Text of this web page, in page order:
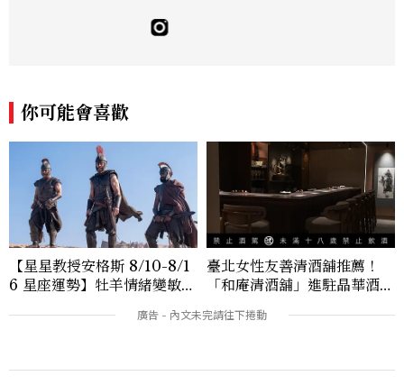
飯店、奢華旅宿、旅遊景點、航空等領域，
另涉獵3C家電、居家生活範疇，具備實測
pella、Mandarin Oriental、JOAL
I、Raffles、Banyan Tree、IHG、Ma
rriott等頂級飯店集團。 策劃並執行超過7
0篇深度專題「MC開房間」、260 篇以上
「玩咖懶人包」盤點類文章，致力用專業視
角提供讀者最新話題、兼具風格與實用的高
品質生活旅遊靈感內容。 Contact：ben
ny_yang@mctw.com.tw
你可能會喜歡
【星星教授安格斯 8/10-8/1
6 星座運勢】牡羊情緒變敏
臺北女性友善清酒舖推薦！
「和庵清酒舖」進駐晶華酒
180元起輕鬆微醺